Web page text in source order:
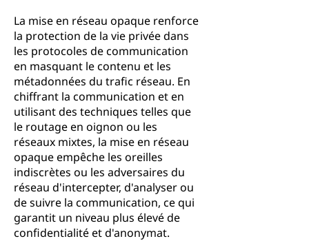
La mise en réseau opaque renforce
la protection de la vie privée dans
les protocoles de communication
en masquant le contenu et les
métadonnées du trafic réseau. En
chiffrant la communication et en
utilisant des techniques telles que
le routage en oignon ou les
réseaux mixtes, la mise en réseau
opaque empêche les oreilles
indiscrètes ou les adversaires du
réseau d'intercepter, d'analyser ou
de suivre la communication, ce qui
garantit un niveau plus élevé de
confidentialité et d'anonymat.